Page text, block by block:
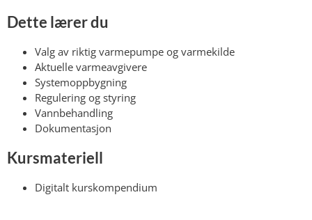
Dette lærer du
Valg av riktig varmepumpe og varmekilde
Aktuelle varmeavgivere
Systemoppbygning
Regulering og styring
Vannbehandling
Dokumentasjon
Kursmateriell
Digitalt kurskompendium